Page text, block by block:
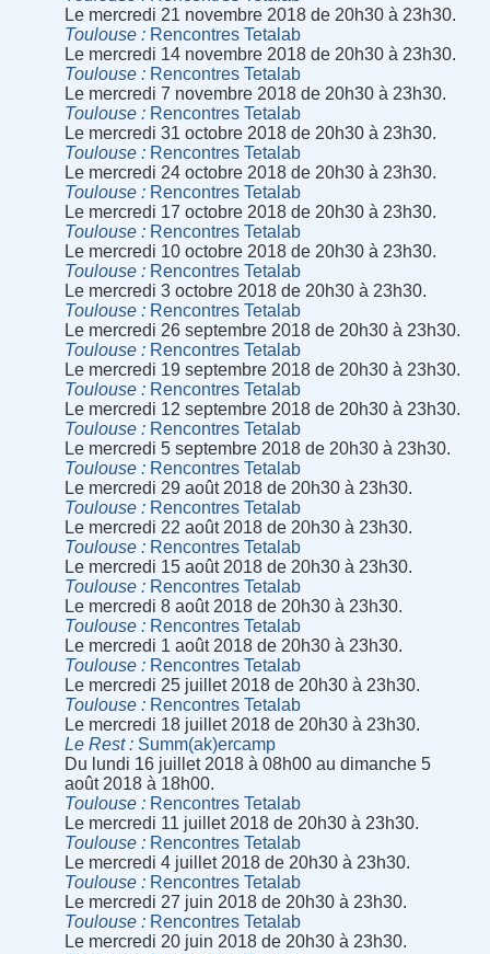
Le mercredi 21 novembre 2018 de 20h30 à 23h30.
Toulouse
Rencontres Tetalab
Le mercredi 14 novembre 2018 de 20h30 à 23h30.
Toulouse
Rencontres Tetalab
Le mercredi 7 novembre 2018 de 20h30 à 23h30.
Toulouse
Rencontres Tetalab
Le mercredi 31 octobre 2018 de 20h30 à 23h30.
Toulouse
Rencontres Tetalab
Le mercredi 24 octobre 2018 de 20h30 à 23h30.
Toulouse
Rencontres Tetalab
Le mercredi 17 octobre 2018 de 20h30 à 23h30.
Toulouse
Rencontres Tetalab
Le mercredi 10 octobre 2018 de 20h30 à 23h30.
Toulouse
Rencontres Tetalab
Le mercredi 3 octobre 2018 de 20h30 à 23h30.
Toulouse
Rencontres Tetalab
Le mercredi 26 septembre 2018 de 20h30 à 23h30.
Toulouse
Rencontres Tetalab
Le mercredi 19 septembre 2018 de 20h30 à 23h30.
Toulouse
Rencontres Tetalab
Le mercredi 12 septembre 2018 de 20h30 à 23h30.
Toulouse
Rencontres Tetalab
Le mercredi 5 septembre 2018 de 20h30 à 23h30.
Toulouse
Rencontres Tetalab
Le mercredi 29 août 2018 de 20h30 à 23h30.
Toulouse
Rencontres Tetalab
Le mercredi 22 août 2018 de 20h30 à 23h30.
Toulouse
Rencontres Tetalab
Le mercredi 15 août 2018 de 20h30 à 23h30.
Toulouse
Rencontres Tetalab
Le mercredi 8 août 2018 de 20h30 à 23h30.
Toulouse
Rencontres Tetalab
Le mercredi 1 août 2018 de 20h30 à 23h30.
Toulouse
Rencontres Tetalab
Le mercredi 25 juillet 2018 de 20h30 à 23h30.
Toulouse
Rencontres Tetalab
Le mercredi 18 juillet 2018 de 20h30 à 23h30.
Le Rest
Summ(ak)ercamp
Du lundi 16 juillet 2018 à 08h00 au dimanche 5
août 2018 à 18h00.
Toulouse
Rencontres Tetalab
Le mercredi 11 juillet 2018 de 20h30 à 23h30.
Toulouse
Rencontres Tetalab
Le mercredi 4 juillet 2018 de 20h30 à 23h30.
Toulouse
Rencontres Tetalab
Le mercredi 27 juin 2018 de 20h30 à 23h30.
Toulouse
Rencontres Tetalab
Le mercredi 20 juin 2018 de 20h30 à 23h30.